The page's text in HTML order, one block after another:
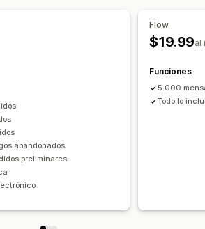
Alertas de envío
Mensajes de bienvenida
del agente
Plantillas
abandonados
preliminares
Flow
$19.99al
Funciones
5.000
Todo lo